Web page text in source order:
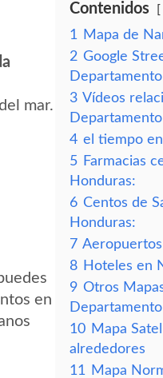
mar.
en
Contenidos
1
Mapa de
2 Google
3 Vídeos
4 el tiempo
5 Farmacias
Honduras:
6 Centos de
Honduras:
7
8 Hoteles en
9 Otros
10 Mapa
alrededores
11
Mapa